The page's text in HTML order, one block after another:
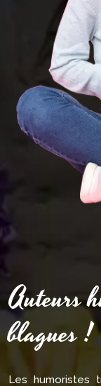
Auteurs
blagues !
Les humoristes